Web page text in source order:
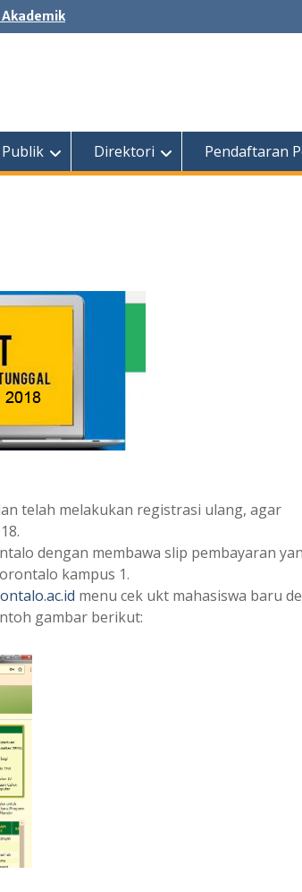
Direktori Pendaftaran
telah melakukan registrasi ulang, agar
dengan membawa slip pembayaran
kampus 1.
menu cek ukt mahasiswa baru
gambar berikut: